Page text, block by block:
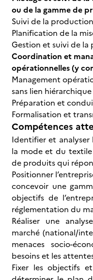
ou de la gamme de
Suivi de la
Planification de la
Gestion et suivi de
Coordination et
opérationnelles (y
Management
sans lien hiérarchique
Préparation et
Formalisation et
Compétences
Identifier et analyser
la mode et du
de produits qui
Positionner
concevoir une
objectifs de
réglementation du
Réaliser une
marché (national/
menaces socio-
besoins et les
Fixer les objectifs